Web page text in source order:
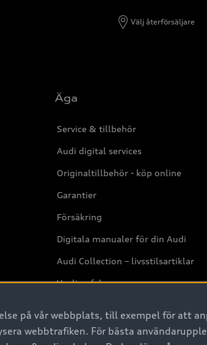
Välj återförsäljare
Äga
Service & tillbehör
Audi digital services
Originaltillbehör - köp online
Garantier
Försäkring
Digitala manualer för din Audi
Audi Collection – livsstilsartiklar
Vanliga frågor
2G/3G nätet stängs ned - Hur
detta?
på vår webbplats, till exempel för att
webbtrafiken. För bästa